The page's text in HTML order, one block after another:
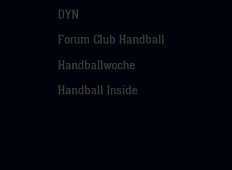
DYN
Forum Club Handball
Handballwoche
Handball Inside